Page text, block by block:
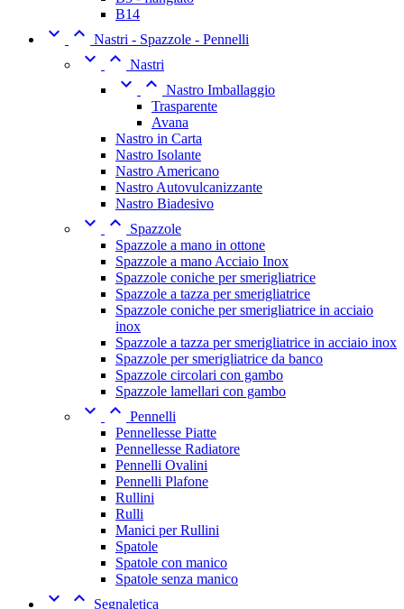
B14
  Nastri - Spazzole - Pennelli
  Nastri
  Nastro Imballaggio
Trasparente
Avana
Nastro in Carta
Nastro Isolante
Nastro Americano
Nastro Autovulcanizzante
Nastro Biadesivo
 
Spazzole
Spazzole a mano in ottone
Spazzole a mano Acciaio Inox
Spazzole coniche per smerigliatrice
Spazzole a tazza per smerigliatrice
Spazzole coniche per smerigliatrice in acciaio
inox
Spazzole a tazza per smerigliatrice in acciaio inox
Spazzole per smerigliatrice da banco
Spazzole circolari con gambo
Spazzole lamellari con gambo
  Pennelli
Pennellesse Piatte
Pennellesse Radiatore
Pennelli Ovalini
Pennelli Plafone
Rullini
Rulli
Manici per Rullini
Spatole
Spatole con manico
Spatole senza manico
  Segnaletica